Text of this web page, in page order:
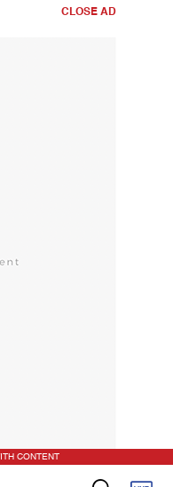
CLOSE AD
CONTENT